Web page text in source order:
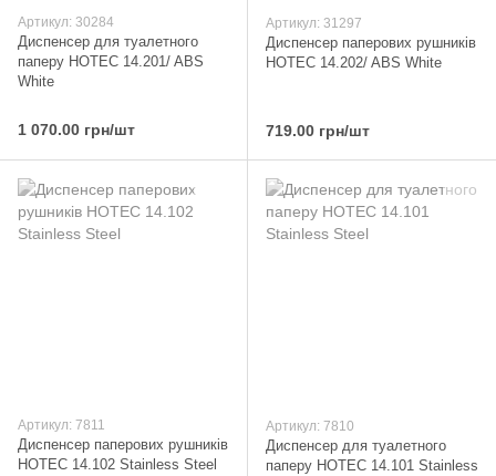
Артикул: 30284
Диспенсер для туалетного
паперу HOTEC 14.201/ ABS
White
1 070.00 грн/шт
Артикул: 31297
Диспенсер паперових рушників
HOTEC 14.202/ ABS White
719.00 грн/шт
Артикул: 7811
Диспенсер паперових рушників
HOTEC 14.102 Stainless Steel
Артикул: 7810
Диспенсер для туалетного
паперу HOTEC 14.101 Stainless